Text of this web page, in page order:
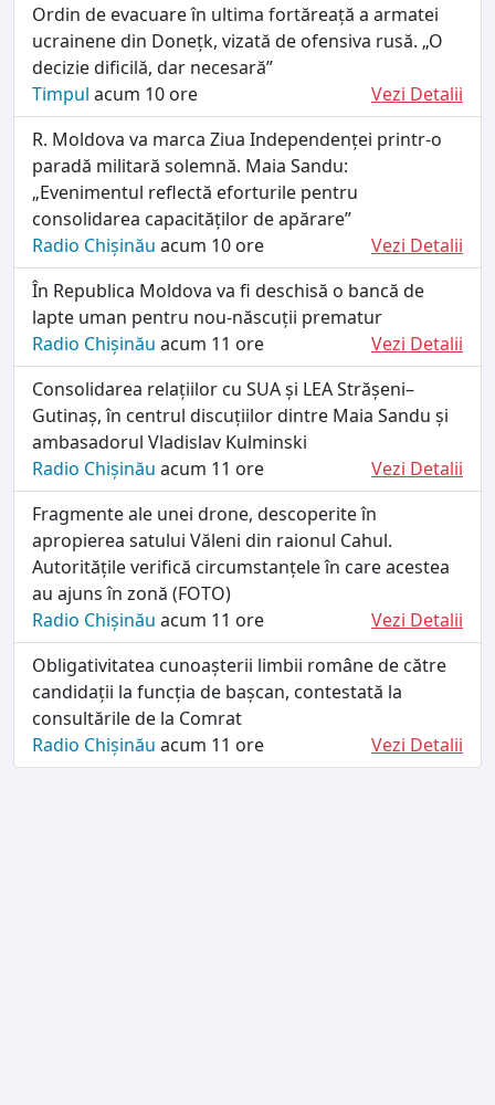
Ordin de evacuare în ultima fortăreață a armatei
ucrainene din Donețk, vizată de ofensiva rusă. „O
decizie dificilă, dar necesară”
Timpul acum 10 ore
Vezi Detalii
R. Moldova va marca Ziua Independenței printr-o
paradă militară solemnă. Maia Sandu:
„Evenimentul reflectă eforturile pentru
consolidarea capacităților de apărare”
Radio Chișinău acum 10 ore
Vezi Detalii
În Republica Moldova va fi deschisă o bancă de
lapte uman pentru nou-născuții prematur
Radio Chișinău acum 11 ore
Vezi Detalii
Consolidarea relațiilor cu SUA și LEA Strășeni–
Gutinaș, în centrul discuțiilor dintre Maia Sandu și
ambasadorul Vladislav Kulminski
Radio Chișinău acum 11 ore
Vezi Detalii
Fragmente ale unei drone, descoperite în
apropierea satului Văleni din raionul Cahul.
Autoritățile verifică circumstanțele în care acestea
au ajuns în zonă (FOTO)
Radio Chișinău acum 11 ore
Vezi Detalii
Obligativitatea cunoașterii limbii române de către
candidații la funcția de bașcan, contestată la
consultările de la Comrat
Radio Chișinău acum 11 ore Vezi Detalii